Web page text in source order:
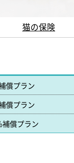
猫の保険
償プラン
償プラン
償プラン